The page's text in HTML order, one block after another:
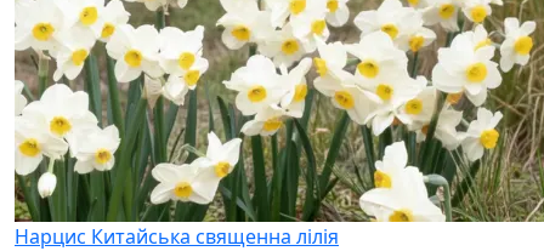
Нарцис Китайська священна лілія